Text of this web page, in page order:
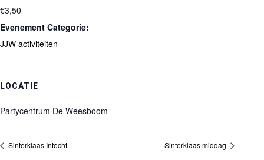
€3,50
Evenement Categorie:
JJW activiteiten
LOCATIE
Partycentrum De Weesboom
Sinterklaas Intocht Sinterklaas middag